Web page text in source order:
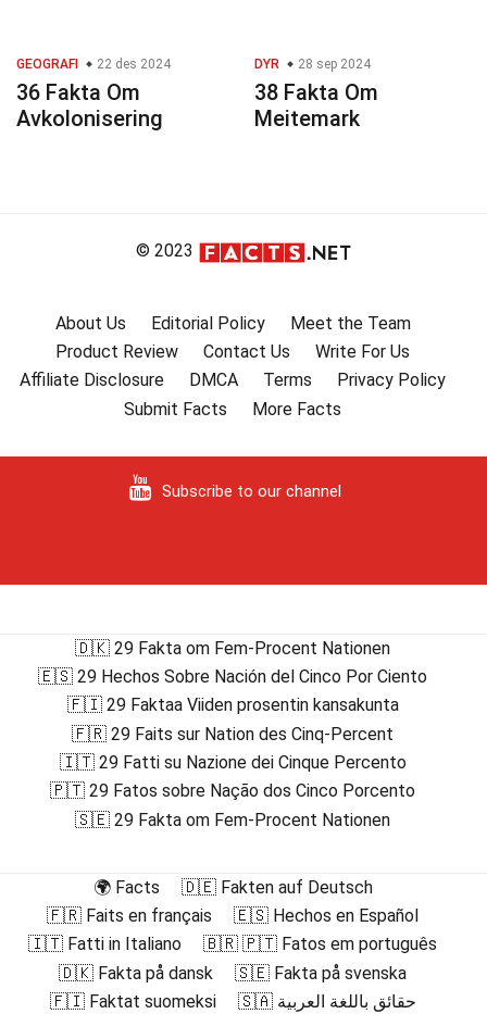
GEOGRAFI 22 des 2024
36 Fakta Om
Avkolonisering
DYR 28 sep 2024
38 Fakta Om
Meitemark
© 2023
About Us Editorial Policy
Meet the Team
Product Review
Contact Us
Write For Us
Affiliate Disclosure
DMCA Terms
Privacy Policy
Submit Facts
More Facts
Subscribe to our channel
🇩🇰 29 Fakta om Fem-Procent Nationen
🇪🇸 29 Hechos Sobre Nación del Cinco Por Ciento
🇫🇮 29 Faktaa Viiden prosentin kansakunta
🇫🇷 29 Faits sur Nation des Cinq-Percent
🇮🇹 29 Fatti su Nazione dei Cinque Percento
🇵🇹 29 Fatos sobre Nação dos Cinco Porcento
🇸🇪 29 Fakta om Fem-Procent Nationen
🌍 Facts
🇩🇪 Fakten auf Deutsch
🇫🇷 Faits en français
🇪🇸 Hechos en Español
🇮🇹 Fatti in Italiano
🇧🇷 🇵🇹 Fatos em português
🇩🇰 Fakta på dansk
🇸🇪 Fakta på svenska
🇫🇮 Faktat suomeksi
🇸🇦 حقائق باللغة العربية